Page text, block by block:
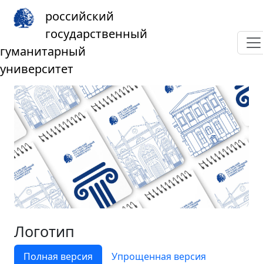
Фирменный стиль РГГУ
Графические элементы
схема Типографическая система
Материалы для скачивания
российский
государственный
гуманитарный
университет
Логотип
Полная версия
Упрощенная версия